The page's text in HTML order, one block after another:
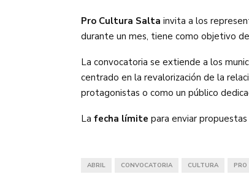
Pro Cultura Salta invita a los
durante un mes, tiene como objetivo
La convocatoria se extiende a los
centrado en la revalorización de la
protagonistas o como un público
La fecha límite para enviar
ABRIL CONVOCATORIA CULTURA